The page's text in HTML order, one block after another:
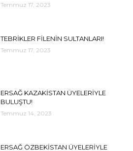
Temmuz 17, 2023
TEBRİKLER FİLENİN SULTANLARI!
Temmuz 17, 2023
ERSAĞ KAZAKİSTAN ÜYELERİYLE
BULUŞTU!
Temmuz 14, 2023
ERSAĞ ÖZBEKİSTAN ÜYELERİYLE